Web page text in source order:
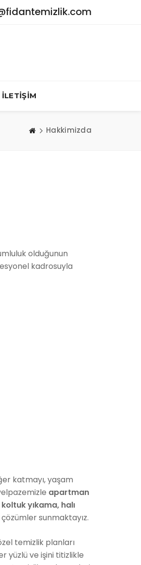
İLETİŞİM
Hakkimizda
olduğunun
kadrosuyla
katmayı, yaşam
apartman
yıkama, halı
sunmaktayız.
temizlik planları
yüzlü ve işini titizlikle